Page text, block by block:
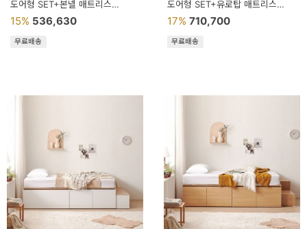
러
그
드
데
도어형 SET+본넬 매트리스
DN7056
15% 536,630
무료배송
도어형 SET+유로탑 매트리스
DN7122
17% 710,700
무료배송